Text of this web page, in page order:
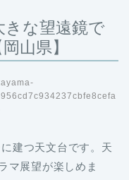
きな望遠鏡で
山県】
建つ天文台です。天
マ展望が楽しめま